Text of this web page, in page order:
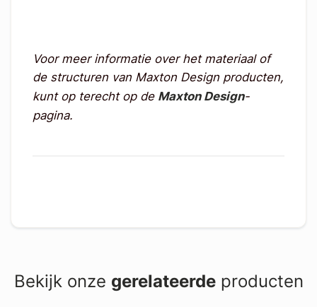
Voor meer informatie over het materiaal of
de structuren van Maxton Design producten,
kunt op terecht op de Maxton Design-
pagina.
Bekijk onze gerelateerdeproducten